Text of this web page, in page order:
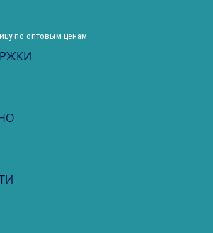
по оптовым ценам